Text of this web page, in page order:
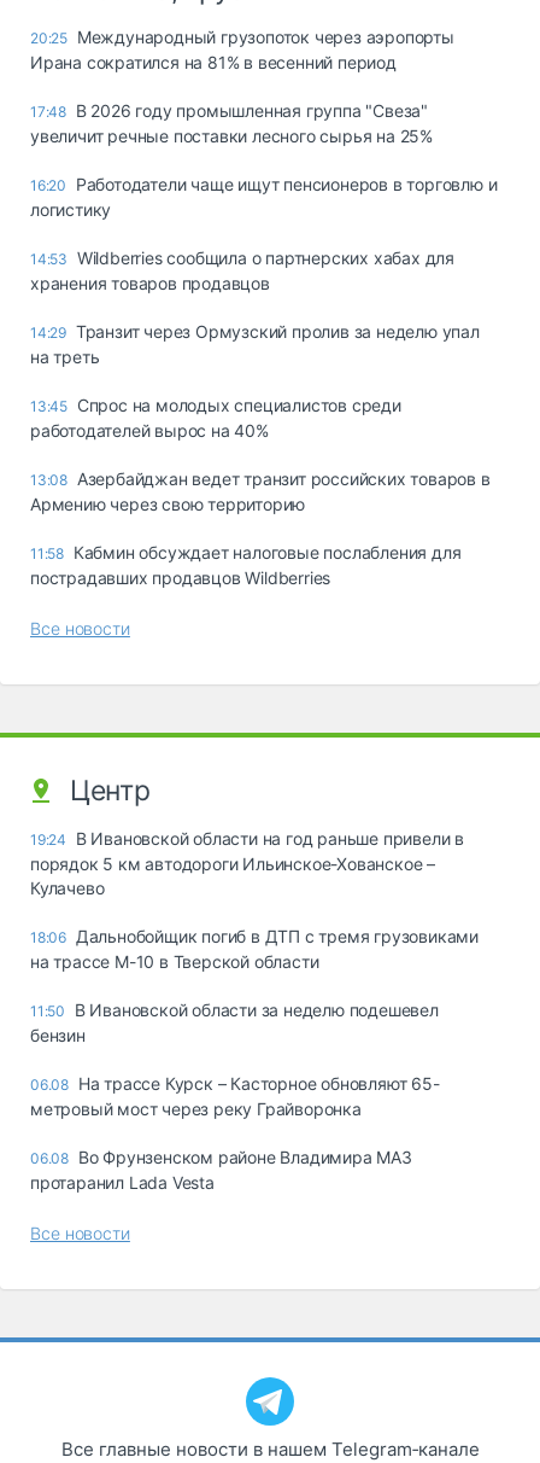
20:25 Международный грузопоток через аэропорты
Ирана сократился на 81% в весенний период
17:48 В 2026 году промышленная группа "Свеза"
увеличит речные поставки лесного сырья на 25%
16:20
Работодатели чаще ищут пенсионеров в торговлю и
логистику
14:53 Wildberries сообщила о партнерских хабах для
хранения товаров продавцов
14:29 Транзит через Ормузский пролив за неделю упал
на треть
13:45 Спрос на молодых специалистов среди
работодателей вырос на 40%
13:08 Азербайджан ведет транзит российских товаров в
Армению через свою территорию
11:58 Кабмин обсуждает налоговые послабления для
пострадавших продавцов Wildberries
Все новости
Центр
19:24
В Ивановской области на год раньше привели в
порядок 5 км автодороги Ильинское-Хованское –
Кулачево
18:06 Дальнобойщик погиб в ДТП с тремя грузовиками
на трассе М-10 в Тверской области
11:50
В Ивановской области за неделю подешевел
бензин
06.08 На трассе Курск – Касторное обновляют 65-
метровый мост через реку Грайворонка
06.08 Во Фрунзенском районе Владимира МАЗ
протаранил Lada Vesta
Все новости
Все главные новости в нашем Telegram‑канале